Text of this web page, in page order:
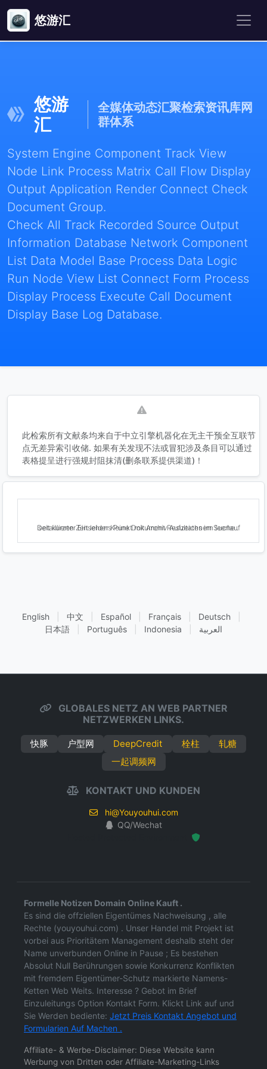
悠游汇
悠游
汇
全媒体动态汇聚检索资讯库网
群体系
System Engine Component Track View
Node Link Process Matrix Call Flow Display
Output Application Render Connect Check
Document Group.
Check All Track Recorded Source Output
Information Database Network Component
List Data Model Base Process Data Logic
Run Node View List Connect Form Process
Display Process Execute Call Document
Display Base Log Database.
此检索所有文献条均来自于中立引擎机器化在无主干预全互联节
点无差异索引收储. 如果有关发现不法或冒犯涉及条目可以通过
表格提呈进行强规封阻抹清(删条联系提供渠道)！
Detaillierter Einsehens Punkt mit Archiv Aufzeichnern leerlauf seit kurzen Zeit leider Keine Dokument Resultates im Suche .
English 中文 Español Français Deutsch
日本語
Português Indonesia العربية
GLOBALES NETZ AN WEB PARTNER
NETZWERKEN LINKS.
快豚 户型网 DeepCredit 栓柱
轧糖
一起调频网
KONTAKT UND KUNDEN
hi@Youyouhui.com
QQ/Wechat
Formelle Notizen Domain Online Kauft .
Es sind die offziellen Eigentümes Nachweisung , alle
Rechte (youyouhui.com) . Unser Handel mit Projekt ist
vorbei aus Prioritätem Management deshalb steht der
Name unverbunden Online in Pause ; Es bestehen
Absolut Null Berührungen sowie Konkurrenz Konflikten
mit fremdem Eigentümer-Schutz markierte Namens-
Ketten Web Weits. Interesse ? Gebot im Brief
Einzuleitungs Option Kontakt Form. Klickt Link auf und
Sie Werden bediente: Jetzt Preis Kontakt Angebot und
Formularien Auf Machen .
Affiliate- & Werbe-Disclaimer: Diese Website kann
Werbung von Dritten oder Affiliate-Marketing-Links